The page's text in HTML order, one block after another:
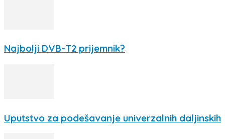
Najbolji DVB-T2 prijemnik?
Uputstvo za podešavanje univerzalnih daljinskih